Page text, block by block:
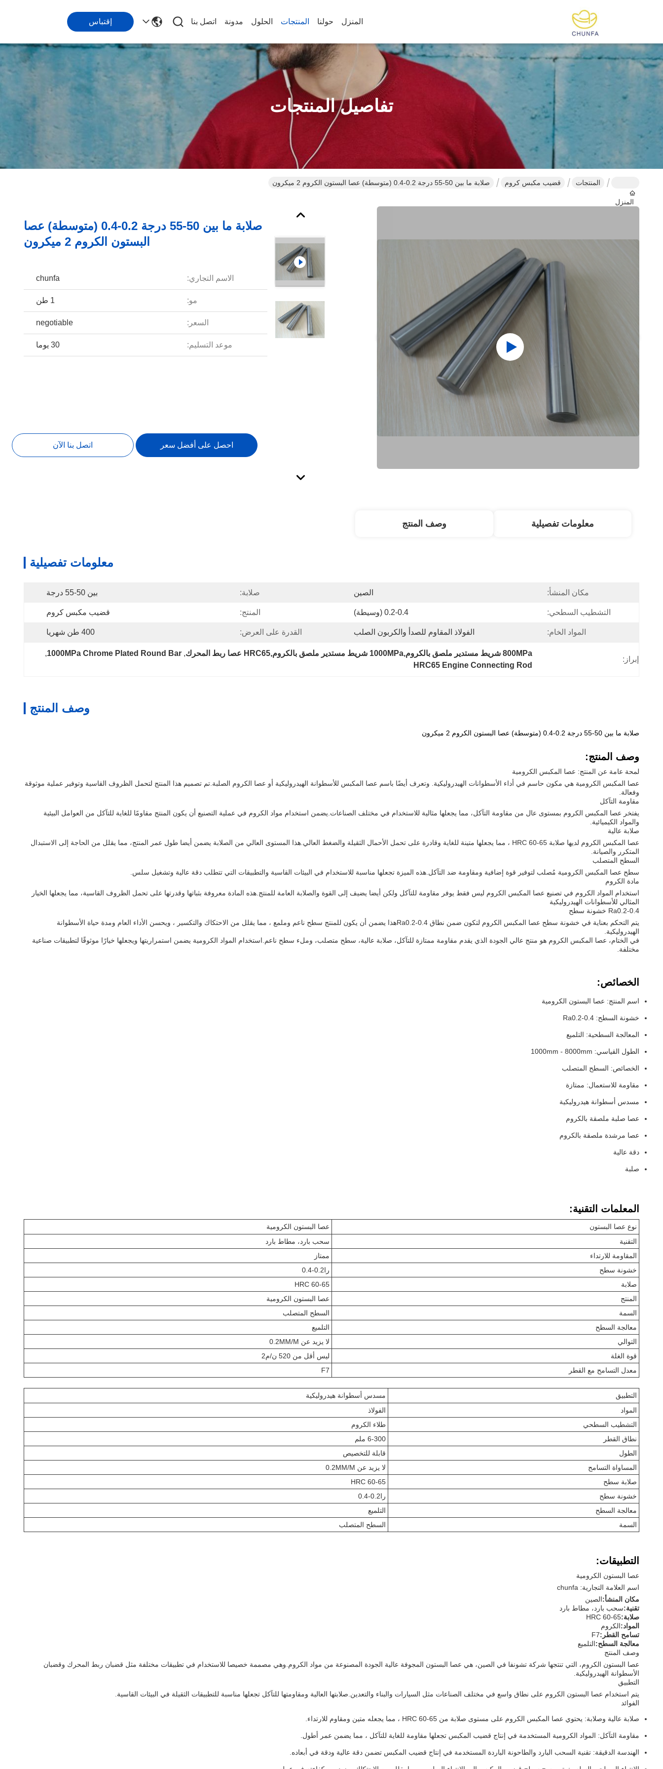
المنزل حولنا المنتجات الحلول مدونة اتصل بنا إقتباس
تفاصيل المنتجات
المنزل
المنتجات قضيب مكبس كروم صلابة ما بين 50-55 درجة 0.2-0.4 (متوسطة) عصا البستون الكروم 2 ميكرون
صلابة ما بين 50-55 درجة 0.2-0.4 (متوسطة) عصا
البستون الكروم 2 ميكرون
الاسم التجاري: chunfa
مو: 1 طن
السعر: negotiable
موعد التسليم: 30 يوما
احصل على أفضل سعر اتصل بنا الآن
معلومات تفصيلية وصف المنتج
معلومات تفصيلية
مكان المنشأ: الصين صلابة: بين 50-55 درجة
التشطيب السطحي: 0.2-0.4 (وسيطة) المنتج: قضيب مكبس كروم
المواد الخام: الفولاذ المقاوم للصدأ والكربون الصلب القدرة على العرض: 400 طن شهريا
إبراز:
800MPa شريط مستدير ملصق بالكروم,1000MPa شريط مستدير ملصق بالكروم,HRC65 عصا ربط المحرك ,
1000MPa Chrome Plated Round Bar
,
HRC65 Engine Connecting Rod
وصف المنتج
صلابة ما بين 50-55 درجة 0.2-0.4 (متوسطة) عصا البستون الكروم 2 ميكرون
وصف المنتج:
لمحة عامة عن المنتج: عصا المكبس الكرومية
عصا المكبس الكرومية هي مكون حاسم في أداء الأسطوانات الهيدروليكية. وتعرف أيضًا باسم عصا المكبس للأسطوانة الهيدروليكية أو عصا الكروم الصلبة.تم تصميم هذا المنتج لتحمل الظروف القاسية وتوفير عملية موثوقة
وفعالة.
مقاومة التآكل
يفتخر عصا المكبس الكروم بمستوى عال من مقاومة التآكل، مما يجعلها مثالية للاستخدام في مختلف الصناعات.يضمن استخدام مواد الكروم في عملية التصنيع أن يكون المنتج مقاومًا للغاية للتآكل من العوامل البيئية
والمواد الكيميائية.
صلابة عالية
عصا المكبس الكروم لديها صلابة HRC 60-65 ، مما يجعلها متينة للغاية وقادرة على تحمل الأحمال الثقيلة والضغط العالي.هذا المستوى العالي من الصلابة يضمن أيضا طول عمر المنتج، مما يقلل من الحاجة إلى الاستبدال
المتكرر والصيانة.
السطح المتصلب
سطح عصا المكبس الكرومية مُصلب لتوفير قوة إضافية ومقاومة ضد التآكل.هذه الميزة تجعلها مناسبة للاستخدام في البيئات القاسية والتطبيقات التي تتطلب دقة عالية وتشغيل سلس.
مادة الكروم
استخدام المواد الكروم في تصنيع عصا المكبس الكروم ليس فقط يوفر مقاومة للتآكل ولكن أيضا يضيف إلى القوة والصلابة العامة للمنتج.هذه المادة معروفة بثباتها وقدرتها على تحمل الظروف القاسية، مما يجعلها الخيار
المثالي للأسطوانات الهيدروليكية
Ra0.2-0.4 خشونة سطح
يتم التحكم بعناية في خشونة سطح عصا المكبس الكروم لتكون ضمن نطاق Ra0.2-0.4هذا يضمن أن يكون للمنتج سطح ناعم وملمع ، مما يقلل من الاحتكاك والتكسير ، ويحسن الأداء العام ومدة حياة الأسطوانة
الهيدروليكية.
في الختام، عصا المكبس الكروم هو منتج عالي الجودة الذي يقدم مقاومة ممتازة للتآكل، صلابة عالية، سطح متصلب، وملء سطح ناعم.استخدام المواد الكرومية يضمن استمراريتها ويجعلها خيارًا موثوقًا لتطبيقات صناعية
مختلفة.
الخصائص:
اسم المنتج: عصا البستون الكرومية
خشونة السطح: Ra0.2-0.4
المعالجة السطحية: التلميع
الطول القياسي: 1000mm - 8000mm
الخصائص: السطح المتصلب
مقاومة للاستعمال: ممتازة
مسدس أسطوانة هيدروليكية
عصا صلبة ملصقة بالكروم
عصا مرشدة ملصقة بالكروم
دقة عالية
صلبة
المعلمات التقنية:
نوع عصا البستون
عصا البستون الكرومية
التقنية
سحب بارد، مطاط بارد
المقاومة للارتداء
ممتاز
خشونة سطح
را0.2-0.4
صلابة
HRC 60-65
المنتج
عصا البستون الكرومية
السمة
السطح المتصلب
معالجة السطح
التلميع
التوالي
لا يزيد عن 0.2MM/M
قوة الغلة
ليس أقل من 520 ن/م2
معدل التسامح مع القطر
F7
التطبيق
مسدس أسطوانة هيدروليكية
المواد
الفولاذ
التشطيب السطحي
طلاء الكروم
نطاق القطر
6-300 ملم
الطول
قابلة للتخصيص
المساواة التسامح
لا يزيد عن 0.2MM/M
صلابة سطح
HRC 60-65
خشونة سطح
را0.2-0.4
معالجة السطح
التلميع
السمة
السطح المتصلب
التطبيقات:
عصا البستون الكرومية
اسم العلامة التجارية: chunfa
مكان المنشأ:الصين
تقنية:سحب بارد، مطاط بارد
صلابة:HRC 60-65
المواد:الكروم
تسامح القطر:F7
معالجة السطح:التلميع
وصف المنتج
عصا البستون الكروم، التي تنتجها شركة تشونفا في الصين، هي عصا البستون المجوفة عالية الجودة المصنوعة من مواد الكروم.وهي مصممة خصيصا للاستخدام في تطبيقات مختلفة مثل قضبان ربط المحرك وقضبان
الأسطوانة الهيدروليكية.
التطبيق
يتم استخدام عصا البستون الكروم على نطاق واسع في مختلف الصناعات مثل السيارات والبناء والتعدين.صلابتها العالية ومقاومتها للتآكل تجعلها مناسبة للتطبيقات الثقيلة في البيئات القاسية.
الفوائد
صلابة عالية وصلابة: يحتوي عصا المكبس الكروم على مستوى صلابة من HRC 60-65 ، مما يجعله متين ومقاوم للارتداء.
مقاومة التآكل: المواد الكرومية المستخدمة في إنتاج قضيب المكبس تجعلها مقاومة للغاية للتآكل ، مما يضمن عمر أطول.
الهندسة الدقيقة: تقنية السحب البارد والطاحونة الباردة المستخدمة في إنتاج قضيب المكبس تضمن دقة عالية ودقة في أبعاده.